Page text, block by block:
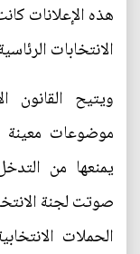
هذه الإعلانات
الانتخابات الرئاسية
ويتيح القانون
موضوعات معينة
يمنعها من
صوتت لجنة
الحملات